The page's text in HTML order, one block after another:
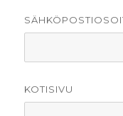
KOTISIVU